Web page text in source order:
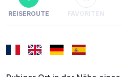
REISEROUTE FAVORITEN